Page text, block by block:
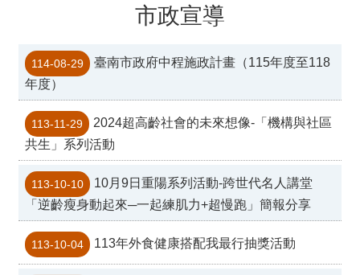
市政宣導
114-08-29
臺南市政府中程施政計畫（115年度至118
年度）
113-11-29
2024超高齡社會的未來想像-「機構與社區
共生」系列活動
113-10-10
10月9日重陽系列活動-跨世代名人講堂
「逆齡瘦身動起來─一起練肌力+超慢跑」簡報分享
113-10-04 113年外食健康搭配我最行抽獎活動